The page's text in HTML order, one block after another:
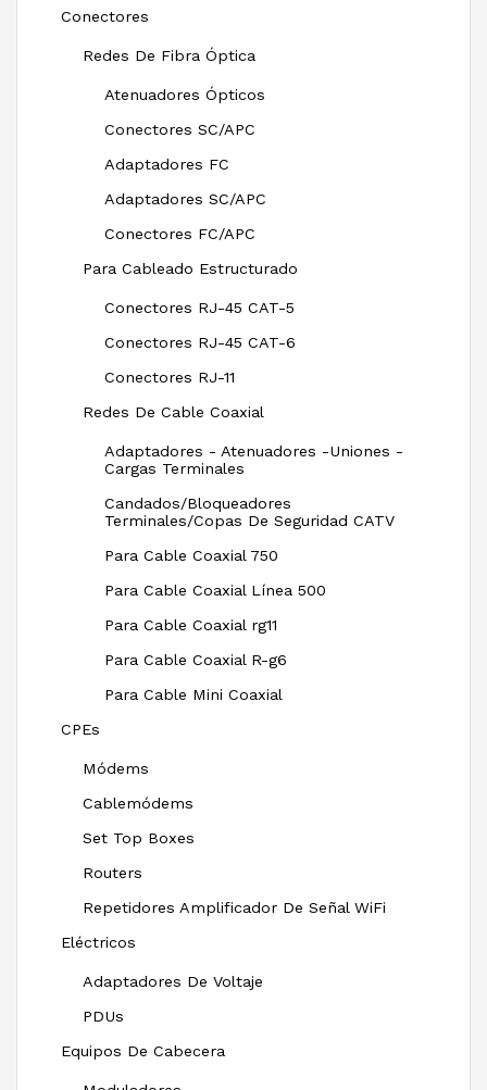
Conectores
Redes De Fibra Óptica
Atenuadores Ópticos
Conectores SC/APC
Adaptadores FC
Adaptadores SC/APC
Conectores FC/APC
Para Cableado Estructurado
Conectores RJ-45 CAT-5
Conectores RJ-45 CAT-6
Conectores RJ-11
Redes De Cable Coaxial
Adaptadores - Atenuadores -Uniones -
Cargas Terminales
Candados/Bloqueadores
Terminales/Copas De Seguridad CATV
Para Cable Coaxial 750
Para Cable Coaxial Línea 500
Para Cable Coaxial rg11
Para Cable Coaxial R-g6
Para Cable Mini Coaxial
CPEs
Módems
Cablemódems
Set Top Boxes
Routers
Repetidores Amplificador De Señal WiFi
Eléctricos
Adaptadores De Voltaje
PDUs
Equipos De Cabecera